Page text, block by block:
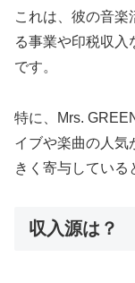
これは、彼の音楽
る事業や印税収入
です。
特に、Mrs.
イブや楽曲の人気
きく寄与している
収入源は？